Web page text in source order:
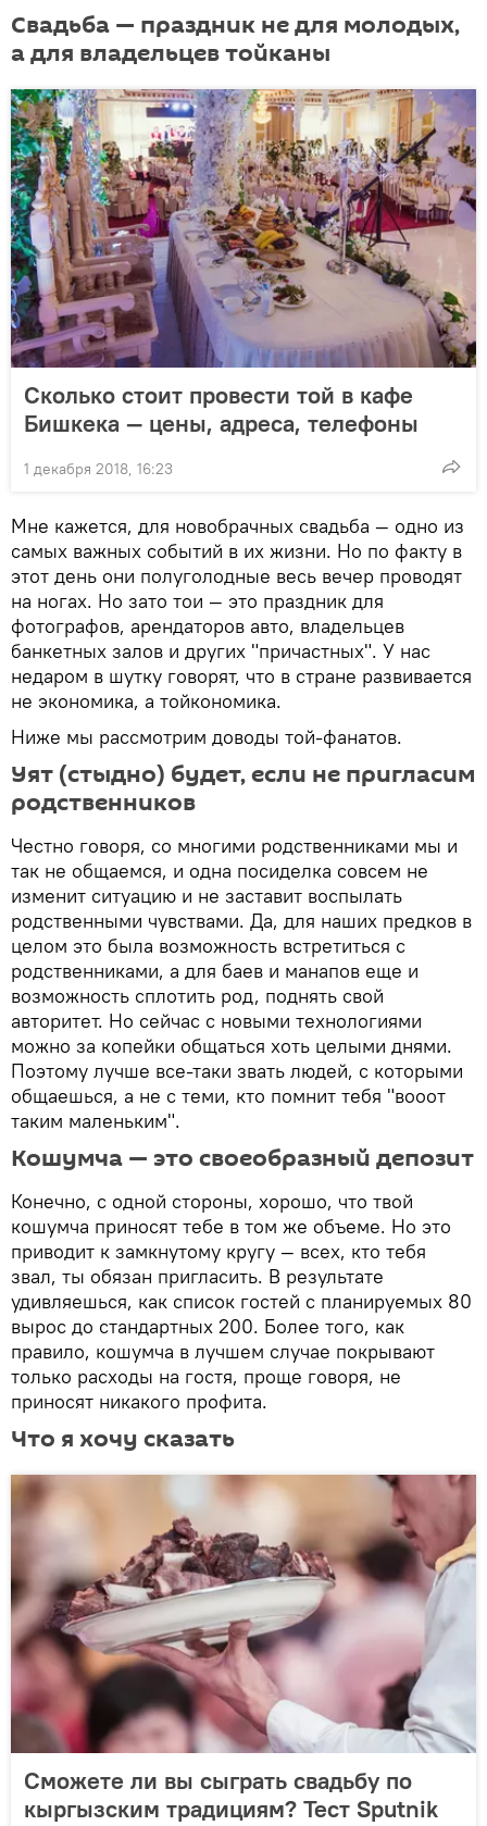
Свадьба — праздник не для молодых,
а для владельцев тойканы
Сколько стоит провести той в кафе
Бишкека — цены, адреса, телефоны
1 декабря 2018, 16:23
Мне кажется, для новобрачных свадьба — одно из
самых важных событий в их жизни. Но по факту в
этот день они полуголодные весь вечер проводят
на ногах. Но зато тои — это праздник для
фотографов, арендаторов авто, владельцев
банкетных залов и других "причастных". У нас
недаром в шутку говорят, что в стране развивается
не экономика, а тойкономика.
Ниже мы рассмотрим доводы той-фанатов.
Уят (стыдно) будет, если не пригласим
родственников
Честно говоря, со многими родственниками мы и
так не общаемся, и одна посиделка совсем не
изменит ситуацию и не заставит воспылать
родственными чувствами. Да, для наших предков в
целом это была возможность встретиться с
родственниками, а для баев и манапов еще и
возможность сплотить род, поднять свой
авторитет. Но сейчас с новыми технологиями
можно за копейки общаться хоть целыми днями.
Поэтому лучше все-таки звать людей, с которыми
общаешься, а не с теми, кто помнит тебя "вооот
таким маленьким".
Кошумча — это своеобразный депозит
Конечно, с одной стороны, хорошо, что твой
кошумча приносят тебе в том же объеме. Но это
приводит к замкнутому кругу — всех, кто тебя
звал, ты обязан пригласить. В результате
удивляешься, как список гостей с планируемых 80
вырос до стандартных 200. Более того, как
правило, кошумча в лучшем случае покрывают
только расходы на гостя, проще говоря, не
приносят никакого профита.
Что я хочу сказать
Сможете ли вы сыграть свадьбу по
кыргызским традициям? Тест Sputnik